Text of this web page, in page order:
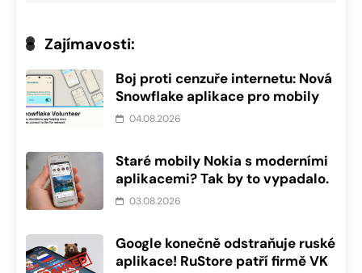
Zajímavosti:
Boj proti cenzuře internetu: Nová
Snowflake aplikace pro mobily
04.08.2026
Staré mobily Nokia s moderními
aplikacemi? Tak by to vypadalo.
03.08.2026
Google konečně odstraňuje ruské
aplikace! RuStore patří firmě VK